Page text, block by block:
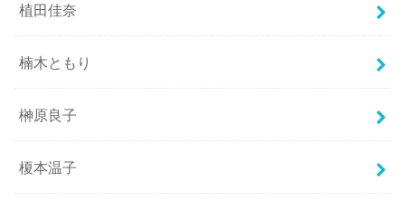
植田佳奈
楠木ともり
榊原良子
榎本温子